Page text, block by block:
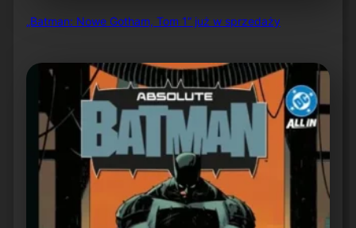
„Batman: Nowe Gotham, Tom 1” już w sprzedaży